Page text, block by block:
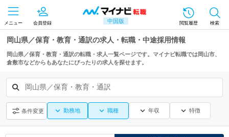
中国版
メニュー 会員登録 閲覧履歴 検索
岡山県／保育・教育・通訳の求人・転職・中途採用情報
岡山県／保育・教育・通訳の転職・求人一覧ページです。マイナビ転職では岡山市、
倉敷市などからもあなたにぴったりの求人を探せます。
岡山県／保育・教育・通訳
条件変更 勤務地 職種 年収 特徴